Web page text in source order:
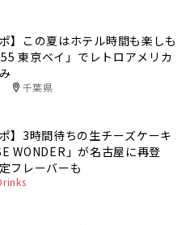
ポ】この夏はホテル時間も楽しも
東京ベイ」でレトロアメリカ
千葉県
ポ】3時間待ちの生チーズケーキ
WONDER」が名古屋に再登
フレーバーも